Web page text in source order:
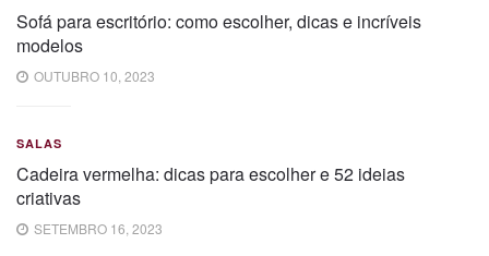
Sofá para escritório: como escolher, dicas e incríveis
modelos
OUTUBRO 10, 2023
SALAS
Cadeira vermelha: dicas para escolher e 52 ideias
criativas
SETEMBRO 16, 2023